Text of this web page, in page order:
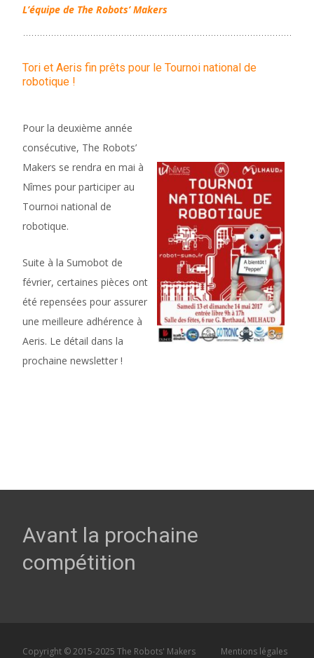
L’équipe de The Robots’ Makers
Tori et Aeris fin prêts pour le Tournoi national de
robotique !
Pour la deuxième année
consécutive, The Robots’
Makers se rendra en mai à
Nîmes pour participer au
Tournoi national de
robotique.
Suite à la Sumobot de
février, certaines pièces ont
été repensées pour assurer
une meilleure adhérence à
Aeris. Le détail dans la
prochaine newsletter !
Avant la prochaine
compétition
Copyright © 2015-2025 The Robots' Makers Mentions légales